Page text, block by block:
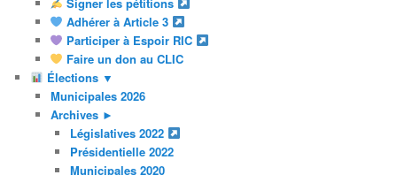
Adhérer à Article 3
Participer à Espoir RIC
Faire un don au CLIC
Élections ▼
Municipales 2026
Archives ►
Législatives 2022
Présidentielle 2022
Municipales 2020